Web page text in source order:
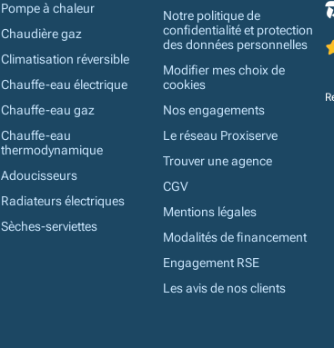
Pompe à chaleur
Chaudière gaz
Climatisation réversible
Chauffe-eau électrique
Chauffe-eau gaz
Chauffe-eau
thermodynamique
Adoucisseurs
Radiateurs électriques
Sèches-serviettes
Notre politique de
confidentialité et protection
des données personnelles
Modifier mes choix de
cookies
Nos engagements
Le réseau Proxiserve
Trouver une agence
CGV
Mentions légales
Modalités de financement
Engagement RSE
Les avis de nos clients